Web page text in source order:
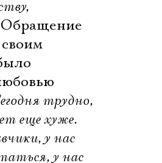
Обращение
трудно,
еще хуже.
у нас
у нас